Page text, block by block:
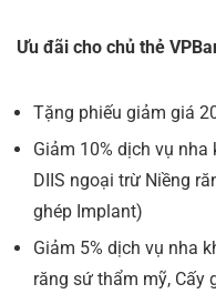
Ưu đãi cho chủ thẻ
Tặng phiếu giảm giá
Giảm 10% dịch vụ
DIIS ngoại trừ Niềng
ghép Implant)
Giảm 5% dịch vụ nha
răng sứ thẩm mỹ, Cấy